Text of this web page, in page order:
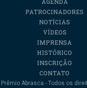
PATROCINADORES
NOTÍCIAS
VÍDEOS
IMPRENSA
HISTÓRICO
INSCRIÇÃO
CONTATO
Prêmio Abrasca - Todos os